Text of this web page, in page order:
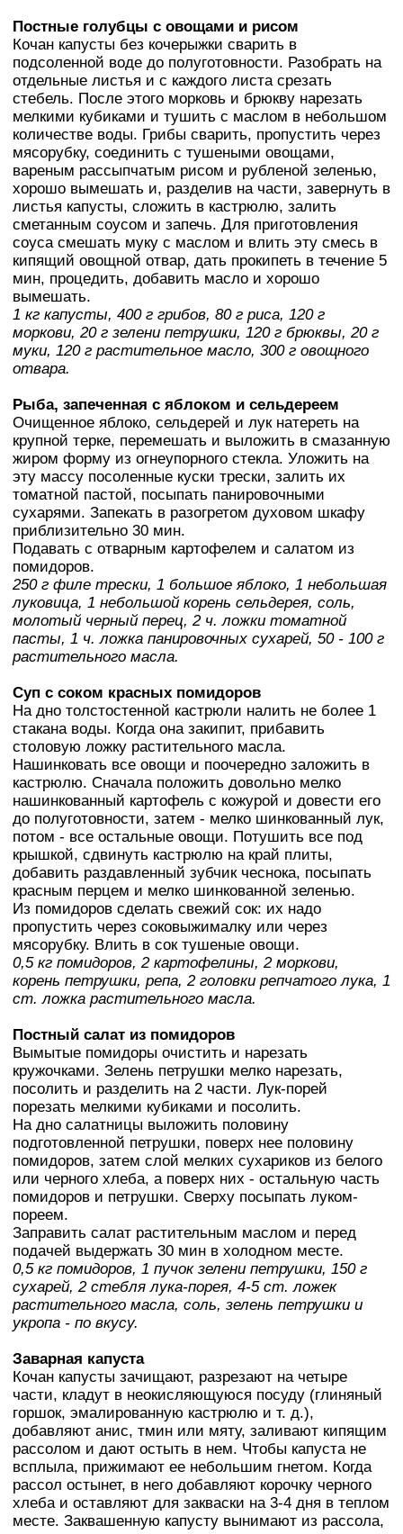
Постные голубцы с овощами и рисом
Кочан капусты без кочерыжки сварить в
подсоленной воде до полуготовности. Разобрать на
отдельные листья и с каждого листа срезать
стебель. После этого морковь и брюкву нарезать
мелкими кубиками и тушить с маслом в небольшом
количестве воды. Грибы сварить, пропустить через
мясорубку, соединить с тушеными овощами,
вареным рассыпчатым рисом и рубленой зеленью,
хорошо вымешать и, разделив на части, завернуть в
листья капусты, сложить в кастрюлю, залить
сметанным соусом и запечь. Для приготовления
соуса смешать муку с маслом и влить эту смесь в
кипящий овощной отвар, дать прокипеть в течение 5
мин, процедить, добавить масло и хорошо
вымешать.
1 кг капусты, 400 г грибов, 80 г риса, 120 г
моркови, 20 г зелени петрушки, 120 г брюквы, 20 г
муки, 120 г растительное масло, 300 г овощного
отвара.
Рыба, запеченная с яблоком и сельдереем
Очищенное яблоко, сельдерей и лук натереть на
крупной терке, перемешать и выложить в смазанную
жиром форму из огнеупорного стекла. Уложить на
эту массу посоленные куски трески, залить их
томатной пастой, посыпать панировочными
сухарями. Запекать в разогретом духовом шкафу
приблизительно 30 мин.
Подавать с отварным картофелем и салатом из
помидоров.
250 г филе трески, 1 большое яблоко, 1 небольшая
луковица, 1 небольшой корень сельдерея, соль,
молотый черный перец, 2 ч. ложки томатной
пасты, 1 ч. ложка панировочных сухарей, 50 - 100 г
растительного масла.
Суп с соком красных помидоров
На дно толстостенной кастрюли налить не более 1
стакана воды. Когда она закипит, прибавить
столовую ложку растительного масла.
Нашинковать все овощи и поочередно заложить в
кастрюлю. Сначала положить довольно мелко
нашинкованный картофель с кожурой и довести его
до полуготовности, затем - мелко шинкованный лук,
потом - все остальные овощи. Потушить все под
крышкой, сдвинуть кастрюлю на край плиты,
добавить раздавленный зубчик чеснока, посыпать
красным перцем и мелко шинкованной зеленью.
Из помидоров сделать свежий сок: их надо
пропустить через соковыжималку или через
мясорубку. Влить в сок тушеные овощи.
0,5 кг помидоров, 2 картофелины, 2 моркови,
корень петрушки, репа, 2 головки репчатого лука, 1
ст. ложка растительного масла.
Постный салат из помидоров
Вымытые помидоры очистить и нарезать
кружочками. Зелень петрушки мелко нарезать,
посолить и разделить на 2 части. Лук-порей
порезать мелкими кубиками и посолить.
На дно салатницы выложить половину
подготовленной петрушки, поверх нее половину
помидоров, затем слой мелких сухариков из белого
или черного хлеба, а поверх них - остальную часть
помидоров и петрушки. Сверху посыпать луком-
пореем.
Заправить салат растительным маслом и перед
подачей выдержать 30 мин в холодном месте.
0,5 кг помидоров, 1 пучок зелени петрушки, 150 г
сухарей, 2 стебля лука-порея, 4-5 ст. ложек
растительного масла, соль, зелень петрушки и
укропа - по вкусу.
Заварная капуста
Кочан капусты зачищают, разрезают на четыре
части, кладут в неокисляющуюся посуду (глиняный
горшок, эмалированную кастрюлю и т. д.),
добавляют анис, тмин или мяту, заливают кипящим
рассолом и дают остыть в нем. Чтобы капуста не
всплыла, прижимают ее небольшим гнетом. Когда
рассол остынет, в него добавляют корочку черного
хлеба и оставляют для закваски на 3-4 дня в теплом
месте. Заквашенную капусту вынимают из рассола,